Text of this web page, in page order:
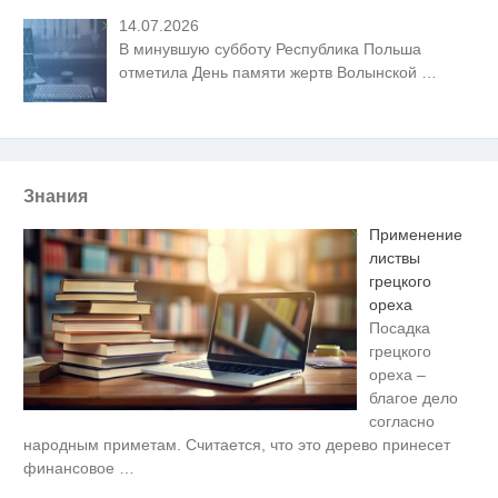
14.07.2026
В минувшую субботу Республика Польша
отметила День памяти жертв Волынской
Знания
Применение
листвы
грецкого
ореха
Посадка
грецкого
ореха –
благое дело
согласно
народным приметам. Считается, что это дерево принесет
финансовое …
вы будете в шоке от увиденного